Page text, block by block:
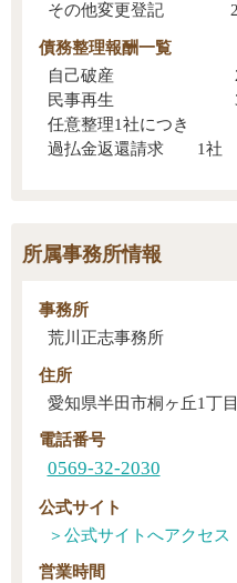
その他変更登記
債務整理報酬一覧
自己破産
民事再生
任意整理1社につき
過払金返還請求 1社
所属事務所情報
事務所
荒川正志事務所
住所
愛知県半田市桐ヶ丘1丁
電話番号
0569-32-2030
公式サイト
営業時間